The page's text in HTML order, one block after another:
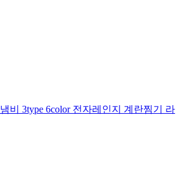
비 3type 6color 전자레인지 계란찜기 라